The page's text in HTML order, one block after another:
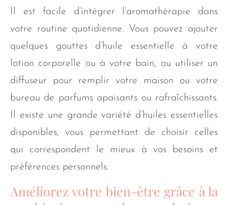
Il est facile d’intégrer l’aromathérapie dans
votre routine quotidienne. Vous pouvez ajouter
quelques gouttes d’huile essentielle à votre
lotion corporelle ou à votre bain, ou utiliser un
diffuseur pour remplir votre maison ou votre
bureau de parfums apaisants ou rafraîchissants.
Il existe une grande variété d’huiles essentielles
disponibles, vous permettant de choisir celles
qui correspondent le mieux à vos besoins et
préférences personnels.
Améliorez votre bien-être grâce à la